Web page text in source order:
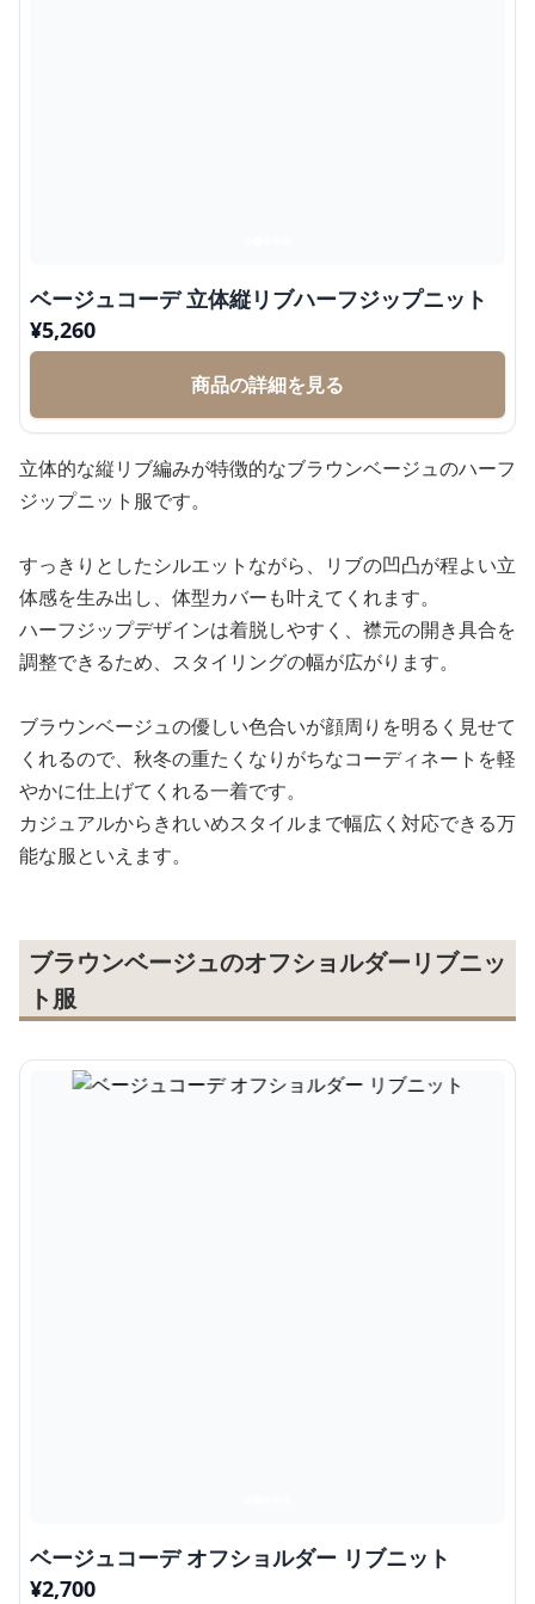
ベージュコーデ 立体縦リブハーフジップニット
¥5,260
商品の詳細を見る
立体的な縦リブ編みが特徴的なブラウンベージュのハーフ
ジップニット服です。
すっきりとしたシルエットながら、リブの凹凸が程よい立
体感を生み出し、体型カバーも叶えてくれます。
ハーフジップデザインは着脱しやすく、襟元の開き具合を
調整できるため、スタイリングの幅が広がります。
ブラウンベージュの優しい色合いが顔周りを明るく見せて
くれるので、秋冬の重たくなりがちなコーディネートを軽
やかに仕上げてくれる一着です。
カジュアルからきれいめスタイルまで幅広く対応できる万
能な服といえます。
ブラウンベージュのオフショルダーリブニッ
ト服
ベージュコーデ オフショルダー リブニット
¥2,700